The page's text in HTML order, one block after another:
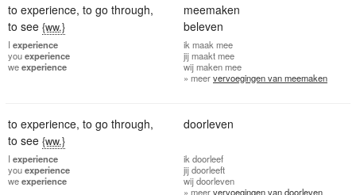
to experience, to go through,
to see {ww.}
meemaken
beleven
I experience
youexperience
weexperience
ik maak mee
jijmaakt mee
wijmaken mee
» meervervoegingen van meemaken
to experience, to go through,
to see {ww.}
doorleven
I experience
youexperience
weexperience
ik doorleef
jijdoorleeft
wijdoorleven
» meervervoegingen van doorleven